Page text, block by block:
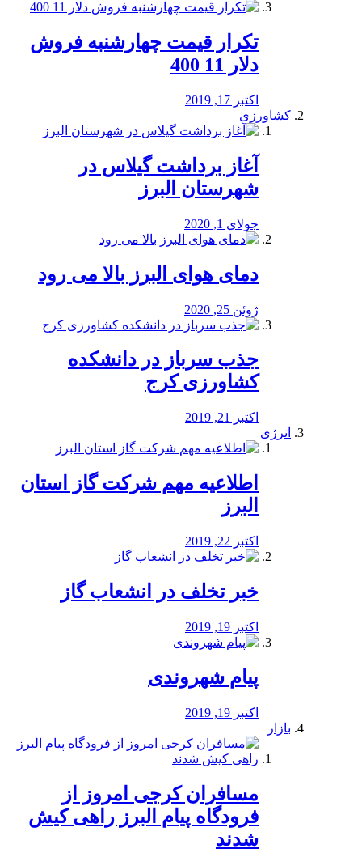
تکرار قیمت چهارشنبه فروش
دلار 11 400
اکتبر 17, 2019
کشاورزی
آغاز برداشت گیلاس در
شهرستان البرز
جولای 1, 2020
دمای هوای البرز بالا می رود
ژوئن 25, 2020
جذب سرباز در دانشکده
کشاورزی کرج
اکتبر 21, 2019
انرژی
️اطلاعیه مهم شرکت گاز استان
البرز
اکتبر 22, 2019
خبر تخلف در انشعاب گاز
اکتبر 19, 2019
پیام شهروندی
اکتبر 19, 2019
بازار
مسافران کرجی امروز از
فرودگاه پیام البرز راهی کیش
شدند